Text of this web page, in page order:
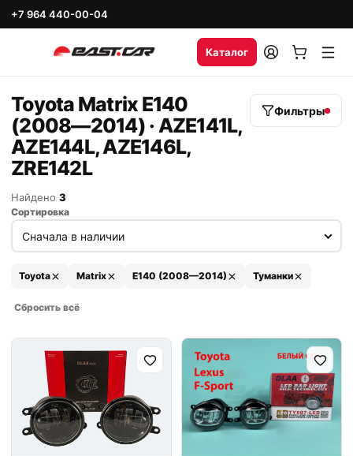
+7 964 440-00-04
Каталог
Toyota Matrix E140
(2008—2014) · AZE141L,
AZE144L, AZE146L,
ZRE142L
Фильтры
Найдено 3
Сортировка
Toyota Matrix E140 (2008—2014) Туманки
Сбросить всё